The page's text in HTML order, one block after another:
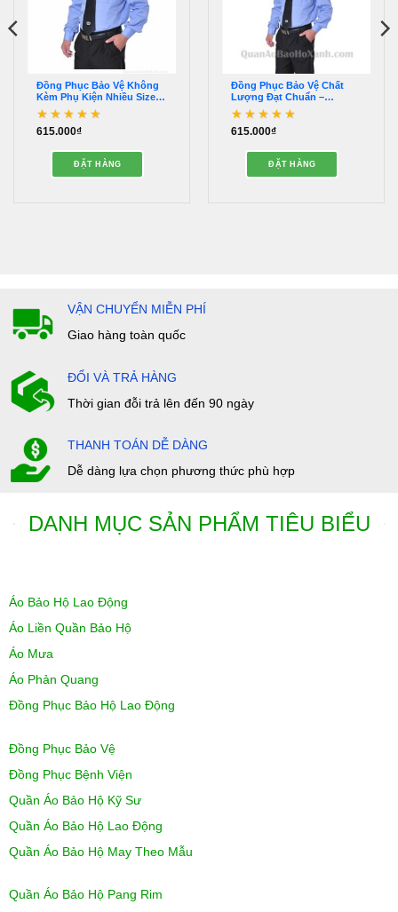
Đồng Phục Bảo Vệ Không
Kèm Phụ Kiện Nhiều Size –
QDBV00039
Được xếp hạng
615.000₫
ĐẶT HÀNG
Đồng Phục Bảo Vệ Chất
Lượng Đạt Chuẩn –
QDBV00082
Được xếp hạng
615.000₫
ĐẶT HÀNG
VẬN CHUYỂN MIỄN PHÍ
Giao hàng toàn quốc
ĐỔI VÀ TRẢ HÀNG
Thời gian đỗi trả lên đến 90 ngày
THANH TOÁN DỄ DÀNG
Dễ dàng lựa chọn phương thức phù hợp
DANH MỤC SẢN PHẨM TIÊU BIỂU
Áo Bảo Hộ Lao Động
Áo Liền Quần Bảo Hộ
Áo Mưa
Áo Phản Quang
Đồng Phục Bảo Hộ Lao Động
Đồng Phục Bảo Vệ
Đồng Phục Bệnh Viện
Quần Áo Bảo Hộ Kỹ Sư
Quần Áo Bảo Hộ Lao Động
Quần Áo Bảo Hộ May Theo Mẫu
Quần Áo Bảo Hộ Pang Rim